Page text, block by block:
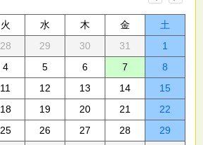
火 水 木 金
土
28 29 30 31
1
4 5 6 7
8
11 12 13 14
15
18 19 20 21
22
25 26 27 28
29